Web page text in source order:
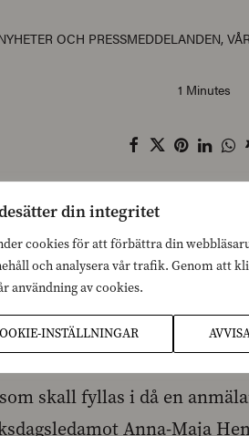
din integritet
cookies för att förbättra din
och analysera vår trafik. Genom att
användning av cookies.
INSTÄLLNINGAR
OCH PRESSMEDDELANDEN,
1 Minutes
Social- och
för
skall fyllas i då en
Anna-Maja